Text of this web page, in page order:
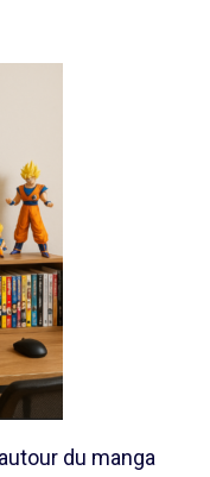
du manga